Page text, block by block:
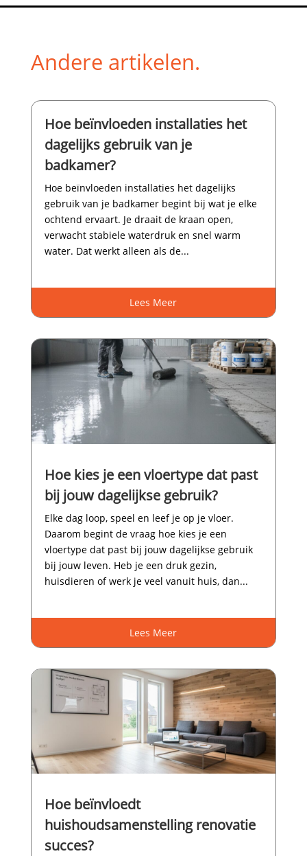
Andere artikelen.
Hoe beïnvloeden installaties het
dagelijks gebruik van je
badkamer?
Hoe beïnvloeden installaties het dagelijks
gebruik van je badkamer begint bij wat je elke
ochtend ervaart.​ Je draait de kraan open,
verwacht stabiele waterdruk en snel warm
water.​ Dat werkt alleen als de...
Lees Meer
Hoe kies je een vloertype dat past
bij jouw dagelijkse gebruik?
Elke dag loop, speel en leef je op je vloer.​
Daarom begint de vraag hoe kies je een
vloertype dat past bij jouw dagelijkse gebruik
bij jouw leven.​ Heb je een druk gezin,
huisdieren of werk je veel vanuit huis, dan...
Lees Meer
Hoe beïnvloedt
huishoudsamenstelling renovatie
succes?